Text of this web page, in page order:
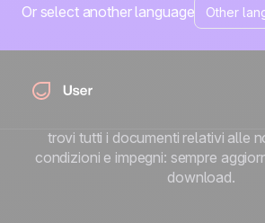
Or select another language
Area legale
I nostri
trovi tutti i documenti relativi alle
condizioni e impegni: sempre
download.